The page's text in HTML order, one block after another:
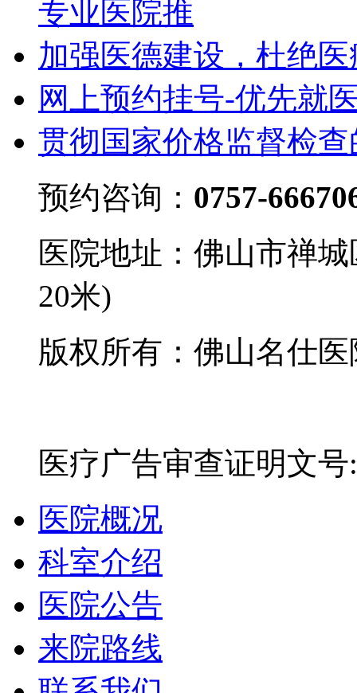
专业医院推
加强医德建设，杜绝
网上预约挂号-优先就
贯彻国家价格监督检
预约咨询： 0757-
医院地址：佛山市禅
20米)
版权所有：佛山名仕
医疗广告审查证明文
医院概况
科室介绍
医院公告
来院路线